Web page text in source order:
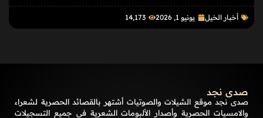
أخبار الخيل يونيو 1, 2026 14٬173
صدى نجد
صدى نجد موقع الشيلات والصوتيات أشتهر بالقصائد الحصرية لشعراء
والامسيات الحصرية وأصدار الألبومات الشعرية في جميع التسجيلات